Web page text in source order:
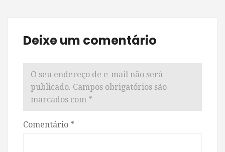
Deixe um comentário
O seu endereço de e-mail não será
publicado. Campos obrigatórios são
marcados com *
Comentário *